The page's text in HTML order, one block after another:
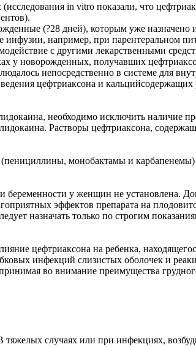
in vitro показали, что
(?28 дней), которым уже назначено
например, при парентеральном
с други­ми лекарственными
у новорожденных, получавших
непосредственно в системе для
цефтриаксона и
необходимо исключить наличие
Растворы цефтриаксона,
монобактамы и карбапенемы)
у женщин не установлена.
эффектов препарата на
назначать только по строгим
цефтриаксона на ребенка,
инфекций слизистых оболочек и
во внимание преимущества
случаях или при инфекциях,